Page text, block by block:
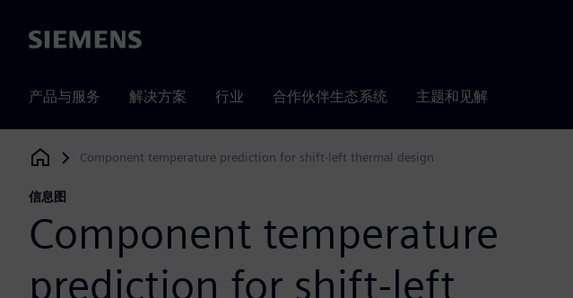
Siemens
产品与服务 解决方案 行业 合作伙伴生态系统 主题和见解
Siemens Digital Industries Software
Component temperature prediction for shift-left thermal design
信息图
Component temperature
prediction for shift-left